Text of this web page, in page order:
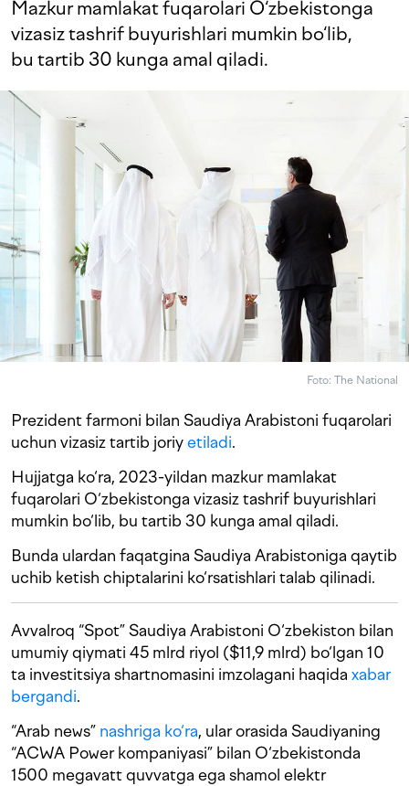
Mazkur mamlakat fuqarolari O‘zbekistonga
vizasiz tashrif buyurishlari mumkin bo‘lib,
bu tartib 30 kunga amal qiladi.
Foto: The National
Prezident farmoni bilan Saudiya Arabistoni fuqarolari
uchun vizasiz tartib joriyetiladi.
Hujjatga ko‘ra, 2023-yildan mazkur mamlakat
fuqarolari O‘zbekistonga vizasiz tashrif buyurishlari
mumkin bo‘lib, bu tartib 30 kunga amal qiladi.
Bunda ulardan faqatgina Saudiya Arabistoniga qaytib
uchib ketish chiptalarini ko‘rsatishlari talab qilinadi.
Avvalroq “Spot” Saudiya Arabistoni O‘zbekiston bilan
umumiy qiymati 45 mlrd riyol ($11,9 mlrd) bo‘lgan 10
ta investitsiya shartnomasini imzolagani haqida xabar
bergandi.
“Arab news” nashriga ko‘ra, ular orasida Saudiyaning
“ACWA Power kompaniyasi” bilan O‘zbekistonda
1500 megavatt quvvatga ega shamol elektr